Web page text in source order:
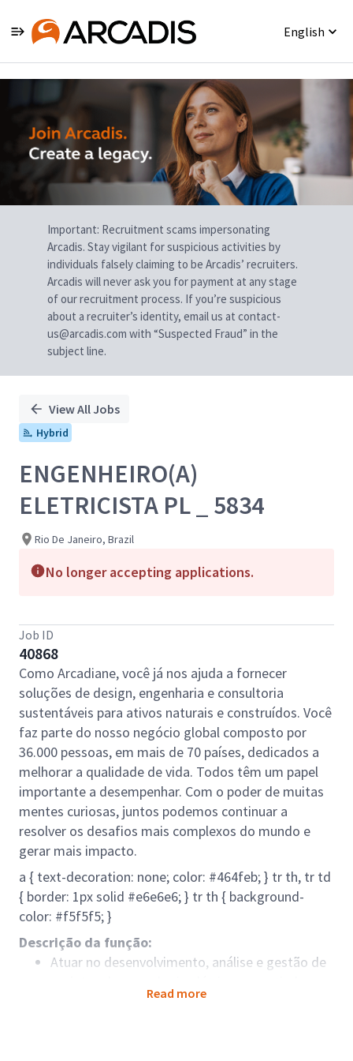
English
Single
Position
Important: Recruitment scams impersonating
Arcadis. Stay vigilant for suspicious activities by
individuals falsely claiming to be Arcadis’ recruiters.
Arcadis will never ask you for payment at any stage
of our recruitment process. If you’re suspicious
about a recruiter’s identity, email us at contact-
us@arcadis.com with “Suspected Fraud” in the
subject line.
View All Jobs
Hybrid
ENGENHEIRO(A)
ELETRICISTA PL _ 5834
Rio De Janeiro, Brazil
No longer accepting applications.
Job ID
40868
Como Arcadiane, você já nos ajuda a fornecer
soluções de design, engenharia e consultoria
sustentáveis para ativos naturais e construídos. Você
faz parte do nosso negócio global composto por
36.000 pessoas, em mais de 70 países, dedicados a
melhorar a qualidade de vida. Todos têm um papel
importante a desempenhar. Com o poder de muitas
mentes curiosas, juntos podemos continuar a
resolver os desafios mais complexos do mundo e
gerar mais impacto.
a { text-decoration: none; color: #464feb; } tr th, tr td
{ border: 1px solid #e6e6e6; } tr th { background-
color: #f5f5f5; }
Descrição da função:
Atuar no desenvolvimento, análise e gestão de
qualidade técnica, conformidade normativa e
Read more